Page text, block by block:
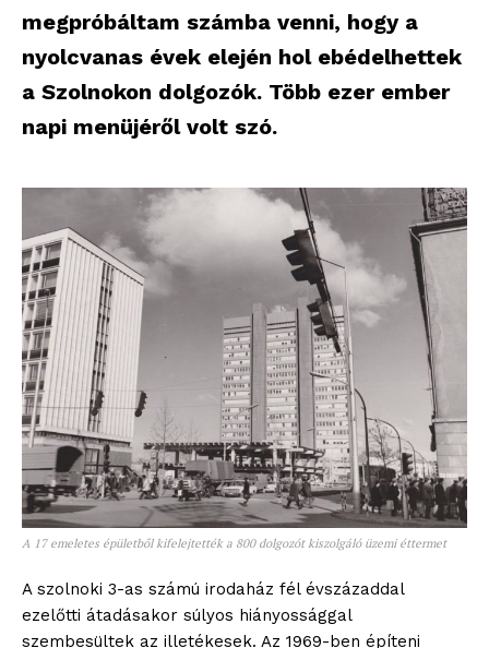
megpróbáltam számba venni, hogy a
nyolcvanas évek elején hol ebédelhettek
a Szolnokon dolgozók. Több ezer ember
napi menüjéről volt szó.
A 17 emeletes épületből kifelejtették a 800 dolgozót kiszolgáló üzemi éttermet
A szolnoki 3-as számú irodaház fél évszázaddal
ezelőtti átadásakor súlyos hiányossággal
szembesültek az illetékesek. Az 1969-ben építeni